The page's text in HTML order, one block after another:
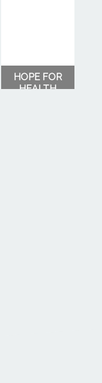
HOPE FOR
HEALTH